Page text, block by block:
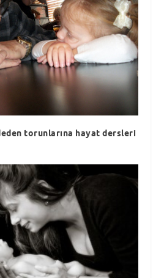
torunlarına hayat dersleri